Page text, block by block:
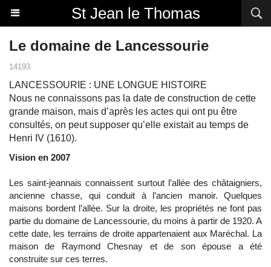
St Jean le Thomas
Le domaine de Lancessourie
14193
LANCESSOURIE : UNE LONGUE HISTOIRE
Nous ne connaissons pas la date de construction de cette
grande maison, mais d’après les actes qui ont pu être
consultés, on peut supposer qu’elle existait au temps de
Henri IV (1610).
Vision en 2007
Les saint-jeannais connaissent surtout l’allée des châtaigniers,
ancienne chasse, qui conduit à l’ancien manoir. Quelques
maisons bordent l’allée. Sur la droite, les propriétés ne font pas
partie du domaine de Lancessourie, du moins à partir de 1920. A
cette date, les terrains de droite appartenaient aux Maréchal. La
maison de Raymond Chesnay et de son épouse a été
construite sur ces terres.